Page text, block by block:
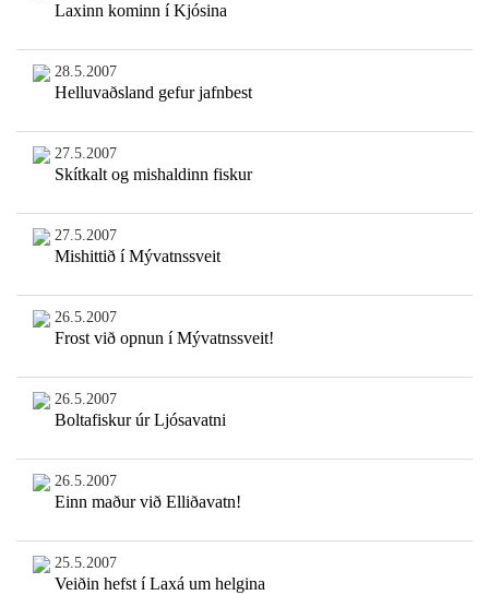
Laxinn kominn í Kjósina
28.5.2007
Helluvaðsland gefur jafnbest
27.5.2007
Skítkalt og mishaldinn fiskur
27.5.2007
Mishittið í Mývatnssveit
26.5.2007
Frost við opnun í Mývatnssveit!
26.5.2007
Boltafiskur úr Ljósavatni
26.5.2007
Einn maður við Elliðavatn!
25.5.2007
Veiðin hefst í Laxá um helgina